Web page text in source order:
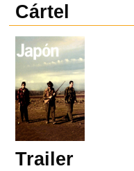
Cártel
Trailer